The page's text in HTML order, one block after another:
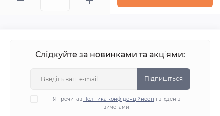
Слідкуйте за новинками та акціями:
Підпишіться
Я прочитав Політика конфіденційності і згоден з
вимогами